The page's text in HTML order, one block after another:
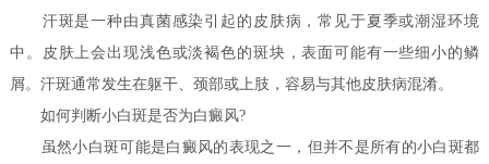
汗斑是一种由真菌感染引起的皮肤病，常见于夏季或潮湿环境
中。皮肤上会出现浅色或淡褐色的斑块，表面可能有一些细小的鳞
屑。汗斑通常发生在躯干、颈部或上肢，容易与其他皮肤病混淆。
如何判断小白斑是否为白癜风?
虽然小白斑可能是白癜风的表现之一，但并不是所有的小白斑都